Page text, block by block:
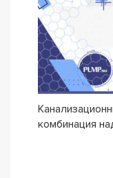
комбинация